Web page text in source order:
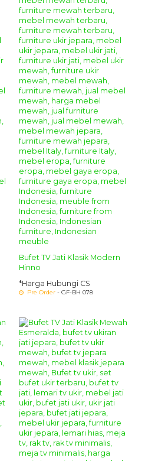
Bufet TV Jati Klasik Modern
Hinno
*Harga Hubungi CS
Pre Order - GF-BH 078